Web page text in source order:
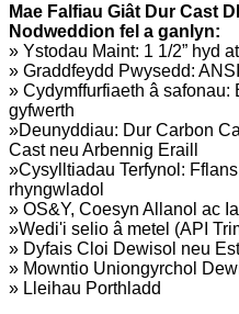
Mae Falfiau Giât Dur Cast
Nodweddion fel a ganlyn:
» Ystodau Maint: 1 1/2” hyd
» Graddfeydd Pwysedd:
» Cydymffurfiaeth â safonau:
gyfwerth
»Deunyddiau: Dur Carbon
Cast neu Arbennig Eraill
»Cysylltiadau Terfynol:
rhyngwladol
» OS&Y, Coesyn Allanol ac
»Wedi'i selio â metel (API
» Dyfais Cloi Dewisol neu
» Mowntio Uniongyrchol
» Lleihau Porthladd